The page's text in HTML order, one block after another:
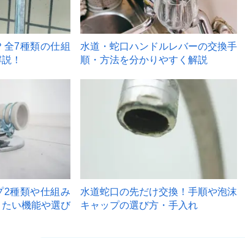
全7種類の仕組
！
水道・蛇口ハンドルレバーの交換手
順・方法を分かりやすく解説
2種類や仕組み
い機能や選び
水道蛇口の先だけ交換！手順や泡沫
キャップの選び方・手入れ